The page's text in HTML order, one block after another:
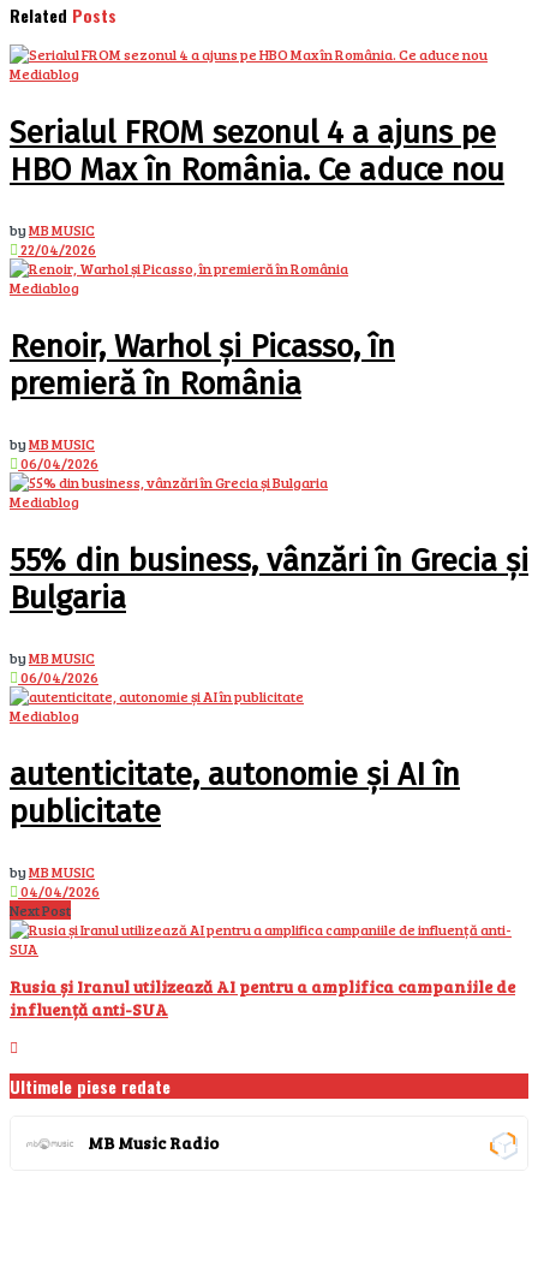
Related Posts
Mediablog
Serialul FROM sezonul 4 a ajuns pe
HBO Max în România. Ce aduce nou
byMB MUSIC
22/04/2026
Mediablog
Renoir, Warhol și Picasso, în
premieră în România
byMB MUSIC
06/04/2026
Mediablog
55% din business, vânzări în Grecia și
Bulgaria
byMB MUSIC
06/04/2026
Mediablog
autenticitate, autonomie și AI în
publicitate
byMB MUSIC
04/04/2026
Next Post
Rusia și Iranul utilizează AI pentru a amplifica campaniile de
influență anti-SUA
Ultimele piese redate
MB Music Radio